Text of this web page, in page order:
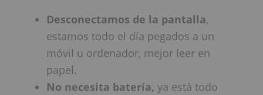
Desconectamos de la pantalla,
estamos todo el día pegados a un
móvil u ordenador, mejor leer en
papel.
No necesita batería, ya está todo